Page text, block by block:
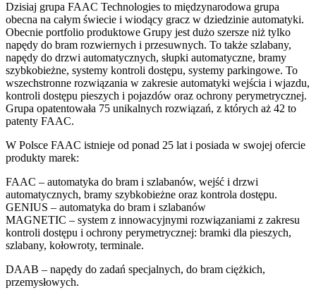
Dzisiaj grupa FAAC Technologies to międzynarodowa grupa
obecna na całym świecie i wiodący gracz w dziedzinie automatyki.
Obecnie portfolio produktowe Grupy jest dużo szersze niż tylko
napędy do bram rozwiernych i przesuwnych. To także szlabany,
napędy do drzwi automatycznych, słupki automatyczne, bramy
szybkobieżne, systemy kontroli dostępu, systemy parkingowe. To
wszechstronne rozwiązania w zakresie automatyki wejścia i wjazdu,
kontroli dostępu pieszych i pojazdów oraz ochrony perymetrycznej.
Grupa opatentowała 75 unikalnych rozwiązań, z których aż 42 to
patenty FAAC.
W Polsce FAAC istnieje od ponad 25 lat i posiada w swojej ofercie
produkty marek:
FAAC – automatyka do bram i szlabanów, wejść i drzwi
automatycznych, bramy szybkobieżne oraz kontrola dostępu.
GENIUS – automatyka do bram i szlabanów
MAGNETIC – system z innowacyjnymi rozwiązaniami z zakresu
kontroli dostępu i ochrony perymetrycznej: bramki dla pieszych,
szlabany, kołowroty, terminale.
DAAB – napędy do zadań specjalnych, do bram ciężkich,
przemysłowych.